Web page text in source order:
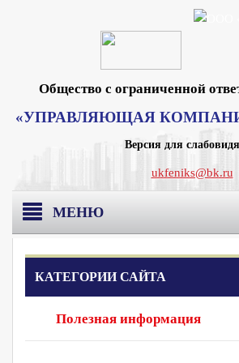
Общество с ограниченной
«УПРАВЛЯЮЩАЯ
Версия для
ukfeniks@bk.ru
МЕНЮ
Главная
О компании
Реквизиты Москва
Раскрытие информации
КАТЕГОРИИ САЙТА
Полезная информация